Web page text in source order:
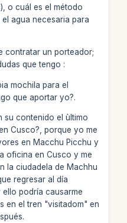
o cuál es el método
agua necesaria para
contratar un porteador;
que tengo :
mochila para el
que aportar yo?.
su contenido el ùltimo
Cusco?, porque yo me
en Macchu Picchu y
oficina en Cusco y me
la ciudadela de Machhu
regresar al día
podría causarme
en el tren "visitadom" en